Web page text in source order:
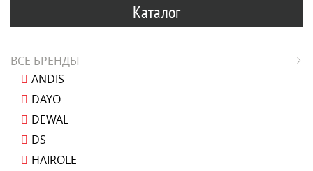
Каталог
ВСЕ БРЕНДЫ
ANDIS
DAYO
DEWAL
DS
HAIROLE